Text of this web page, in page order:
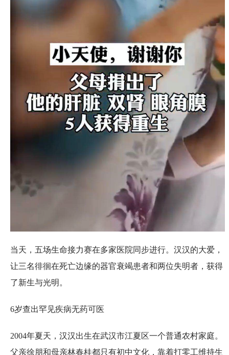
当天，五场生命接力赛在多家医院同步进行。汉汉的大爱，
让三名徘徊在死亡边缘的器官衰竭患者和两位失明者，获得
了新生与光明。
6岁查出罕见疾病无药可医
2004年夏天，汉汉出生在武汉市江夏区一个普通农村家庭。
父亲徐朋和母亲林春桂都只有初中文化，靠着打零工维持生